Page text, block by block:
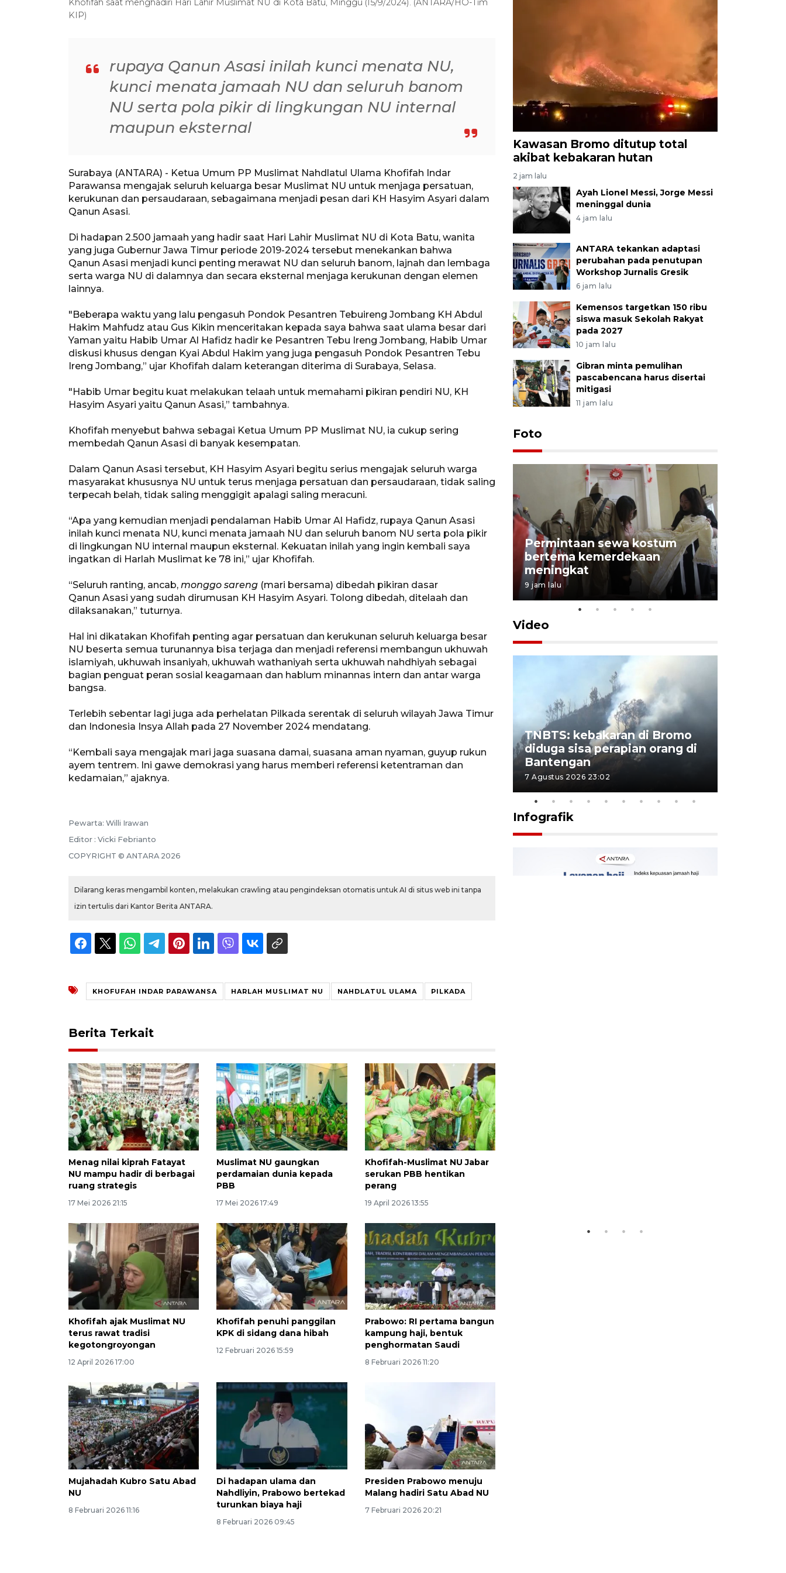
Khofifah saat menghadiri Hari Lahir Muslimat NU di Kota Batu, Minggu (15/9/2024). (ANTARA/HO-Tim
KIP)
rupaya Qanun Asasi inilah kunci menata NU,
kunci menata jamaah NU dan seluruh banom
NU serta pola pikir di lingkungan NU internal
maupun eksternal
Surabaya (ANTARA) - Ketua Umum PP Muslimat Nahdlatul Ulama Khofifah Indar
Parawansa mengajak seluruh keluarga besar Muslimat NU untuk menjaga persatuan,
kerukunan dan persaudaraan, sebagaimana menjadi pesan dari KH Hasyim Asyari dalam
Qanun Asasi.
Di hadapan 2.500 jamaah yang hadir saat Hari Lahir Muslimat NU di Kota Batu, wanita
yang juga Gubernur Jawa Timur periode 2019-2024 tersebut menekankan bahwa
Qanun Asasi menjadi kunci penting merawat NU dan seluruh banom, lajnah dan lembaga
serta warga NU di dalamnya dan secara eksternal menjaga kerukunan dengan elemen
lainnya.
"Beberapa waktu yang lalu pengasuh Pondok Pesantren Tebuireng Jombang KH Abdul
Hakim Mahfudz atau Gus Kikin menceritakan kepada saya bahwa saat ulama besar dari
Yaman yaitu Habib Umar Al Hafidz hadir ke Pesantren Tebu Ireng Jombang, Habib Umar
diskusi khusus dengan Kyai Abdul Hakim yang juga pengasuh Pondok Pesantren Tebu
Ireng Jombang,” ujar Khofifah dalam keterangan diterima di Surabaya, Selasa.
"Habib Umar begitu kuat melakukan telaah untuk memahami pikiran pendiri NU, KH
Hasyim Asyari yaitu Qanun Asasi,” tambahnya.
Khofifah menyebut bahwa sebagai Ketua Umum PP Muslimat NU, ia cukup sering
membedah Qanun Asasi di banyak kesempatan.
Dalam Qanun Asasi tersebut, KH Hasyim Asyari begitu serius mengajak seluruh warga
masyarakat khususnya NU untuk terus menjaga persatuan dan persaudaraan, tidak saling
terpecah belah, tidak saling menggigit apalagi saling meracuni.
“Apa yang kemudian menjadi pendalaman Habib Umar Al Hafidz, rupaya Qanun Asasi
inilah kunci menata NU, kunci menata jamaah NU dan seluruh banom NU serta pola pikir
di lingkungan NU internal maupun eksternal. Kekuatan inilah yang ingin kembali saya
ingatkan di Harlah Muslimat ke 78 ini,” ujar Khofifah.
“Seluruh ranting, ancab, monggo sareng (mari bersama) dibedah pikiran dasar
Qanun Asasi yang sudah dirumusan KH Hasyim Asyari. Tolong dibedah, ditelaah dan
dilaksanakan,” tuturnya.
Hal ini dikatakan Khofifah penting agar persatuan dan kerukunan seluruh keluarga besar
NU beserta semua turunannya bisa terjaga dan menjadi referensi membangun ukhuwah
islamiyah, ukhuwah insaniyah, ukhuwah wathaniyah serta ukhuwah nahdhiyah sebagai
bagian penguat peran sosial keagamaan dan hablum minannas intern dan antar warga
bangsa.
Terlebih sebentar lagi juga ada perhelatan Pilkada serentak di seluruh wilayah Jawa Timur
dan Indonesia Insya Allah pada 27 November 2024 mendatang.
“Kembali saya mengajak mari jaga suasana damai, suasana aman nyaman, guyup rukun
ayem tentrem. Ini gawe demokrasi yang harus memberi referensi ketentraman dan
kedamaian,” ajaknya.
Pewarta: Willi Irawan
Editor : Vicki Febrianto
COPYRIGHT © ANTARA 2026
Dilarang keras mengambil konten, melakukan crawling atau pengindeksan otomatis untuk AI di situs web ini tanpa
izin tertulis dari Kantor Berita ANTARA.
KHOFUFAH INDAR PARAWANSA HARLAH MUSLIMAT NU NAHDLATUL ULAMA PILKADA
Berita Terkait
Menag nilai kiprah Fatayat
NU mampu hadir di berbagai
ruang strategis
17 Mei 2026 21:15
Muslimat NU gaungkan
perdamaian dunia kepada
PBB
17 Mei 2026 17:49
Khofifah-Muslimat NU Jabar
serukan PBB hentikan
perang
19 April 2026 13:55
Khofifah ajak Muslimat NU
terus rawat tradisi
kegotongroyongan
12 April 2026 17:00
Khofifah penuhi panggilan
KPK di sidang dana hibah
12 Februari 2026 15:59
Prabowo: RI pertama bangun
kampung haji, bentuk
penghormatan Saudi
8 Februari 2026 11:20
Mujahadah Kubro Satu Abad
NU
8 Februari 2026 11:16
Di hadapan ulama dan
Nahdliyin, Prabowo bertekad
turunkan biaya haji
8 Februari 2026 09:45
Presiden Prabowo menuju
Malang hadiri Satu Abad NU
7 Februari 2026 20:21
Kawasan Bromo ditutup total
akibat kebakaran hutan
2 jam lalu
Ayah Lionel Messi, Jorge Messi
meninggal dunia
4 jam lalu
ANTARA tekankan adaptasi
perubahan pada penutupan
Workshop Jurnalis Gresik
6 jam lalu
Kemensos targetkan 150 ribu
siswa masuk Sekolah Rakyat
pada 2027
10 jam lalu
Gibran minta pemulihan
pascabencana harus disertai
mitigasi
11 jam lalu
Foto
7 Agustus 2026 14:36
Permintaan sewa kostum
bertema kemerdekaan
meningkat
9 jam lalu
Video
BPBD Jatim kerahkan "Drone
Water Spray" bantu padamkan
kebakaran Bromo
TNBTS: kebakaran di Bromo
diduga sisa perapian orang di
Bantengan
7 Agustus 2026 23:02
Infografik
160 ribu sambungan baru
jaringan gas 2026
2026-08-07 18:00:00